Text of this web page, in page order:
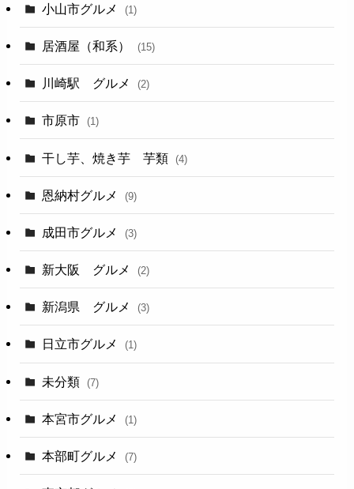
小山市グルメ (1)
居酒屋（和系） (15)
川崎駅 グルメ (2)
市原市 (1)
干し芋、焼き芋 芋類 (4)
恩納村グルメ (9)
成田市グルメ (3)
新大阪 グルメ (2)
新潟県 グルメ (3)
日立市グルメ (1)
未分類 (7)
本宮市グルメ (1)
本部町グルメ (7)